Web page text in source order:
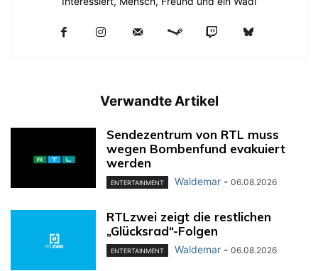
Verwandte Artikel
Sendezentrum von RTL muss
wegen Bombenfund evakuiert
werden
ENTERTAINMENT Waldemar - 06.08.2026
RTLzwei zeigt die restlichen
„Glücksrad“-Folgen
ENTERTAINMENT Waldemar - 06.08.2026